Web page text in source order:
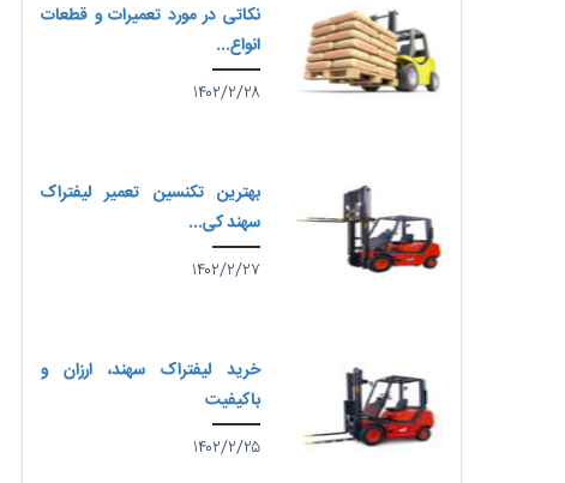
نکاتی در مورد تعمیرات و قطعات
انواع...
۱۴۰۲/۲/۲۸
بهترین تکنسین تعمیر لیفتراک
سهند کی...
۱۴۰۲/۲/۲۷
خرید لیفتراک سهند، ارزان و
باکیفیت
۱۴۰۲/۲/۲۵